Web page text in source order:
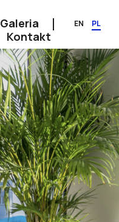
Galeria
Kontakt
EN PL